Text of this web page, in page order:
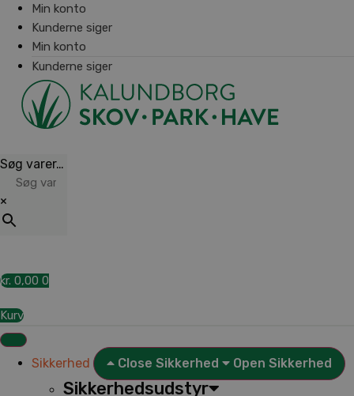
Min konto
Kunderne siger
Min konto
Kunderne siger
Søg varer…
×
kr. 0,00 0
Kurv
Sikkerhed Close Sikkerhed Open Sikkerhed
Sikkerhedsudstyr